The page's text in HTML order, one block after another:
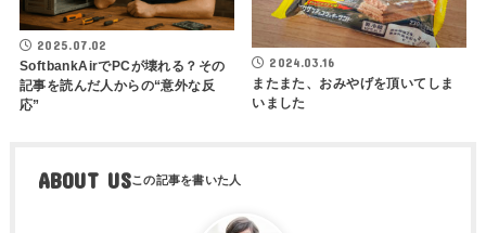
2025.07.02
SoftbankAirでPCが壊れる？その
記事を読んだ人からの“意外な反
応”
2024.03.16
またまた、おみやげを頂いてしま
いました
ABOUT US